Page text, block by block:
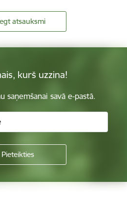
atsauksmi
kurš uzzina!
saņemšanai savā e-pastā.